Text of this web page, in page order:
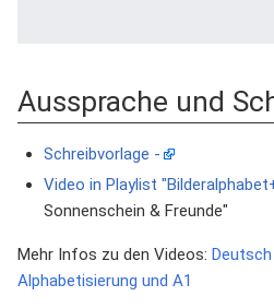
Aussprache und
Schreibvorlage -
Video in Playlist
Sonnenschein & Freunde"
Mehr Infos zu den Videos:
Alphabetisierung und A1